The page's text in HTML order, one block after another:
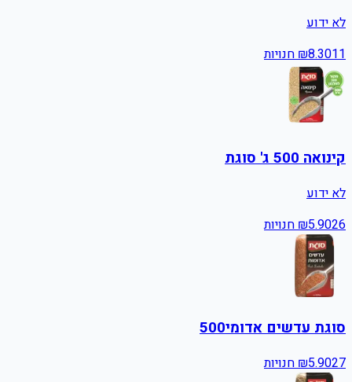
לא ידוע
₪8.3011 חנויות
קינואה 500 ג' סוגת
לא ידוע
₪5.9026 חנויות
סוגת עדשים אדומי500
₪5.9027 חנויות